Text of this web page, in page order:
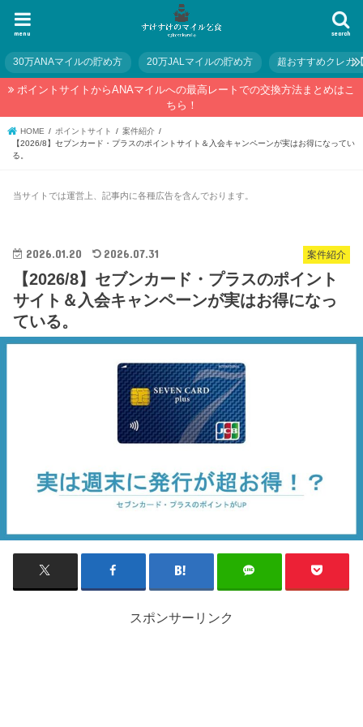
search
menu
30万ANAマイルの貯め方 20万JALマイルの貯め方 超おすすめクレカ
ポイントサイトからANAマイルへの最高レートでの交換方法まとめはこ
ちら！
HOME ポイントサイト
案件紹介
【2026/8】セブンカード・プラスのポイントサイト＆入会キャンペーンが実はお得になってい
る。
当サイトでは運営上、記事内に各種広告を含んでおります。
案件紹介
2026.01.20 2026.07.31
【2026/8】セブンカード・プラスのポイント
サイト＆入会キャンペーンが実はお得になっ
ている。
スポンサーリンク